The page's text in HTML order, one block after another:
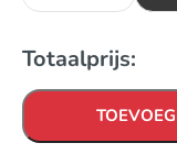
Totaalprijs: